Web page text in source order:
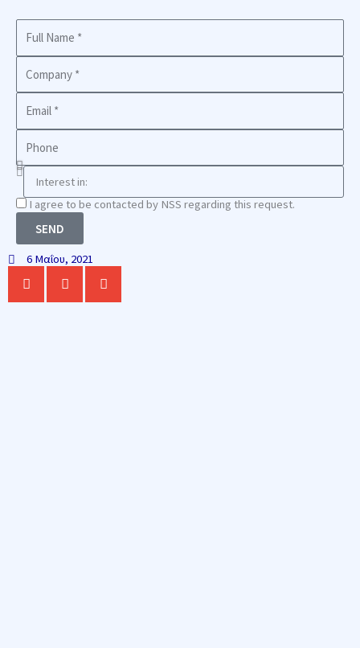
Full
Name
Company
Business
Email
Phone
Interest
Consnet
I agree to be contacted by NSS regarding this request.
SEND
6 Μαΐου, 2021